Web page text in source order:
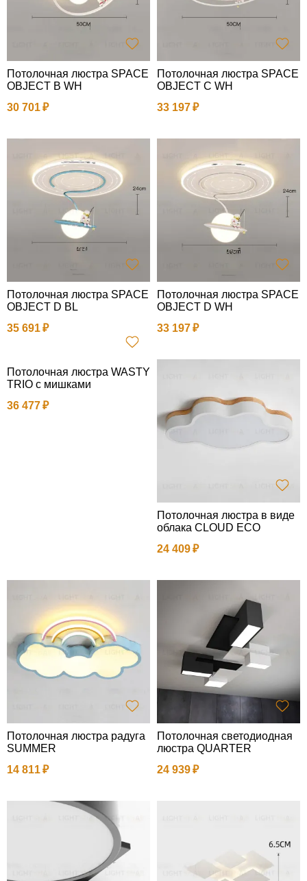
Потолочная люстра SPACE
OBJECT B WH
30 701
Потолочная люстра SPACE
OBJECT C WH
33 197
Потолочная люстра SPACE
OBJECT D BL
35 691
Потолочная люстра SPACE
OBJECT D WH
33 197
Потолочная люстра WASTY
TRIO с мишками
36 477
Потолочная люстра в виде
облака CLOUD ECO
24 409
Потолочная люстра радуга
SUMMER
14 811
Потолочная светодиодная
люстра QUARTER
24 939